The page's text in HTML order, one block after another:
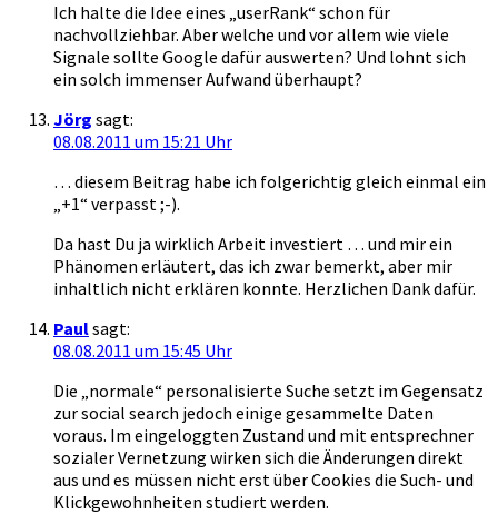
Ich halte die Idee eines „userRank“ schon für
nachvollziehbar. Aber welche und vor allem wie viele
Signale sollte Google dafür auswerten? Und lohnt sich
ein solch immenser Aufwand überhaupt?
Jörg sagt:
08.08.2011 um 15:21 Uhr
… diesem Beitrag habe ich folgerichtig gleich einmal ein
„+1“ verpasst ;-).
Da hast Du ja wirklich Arbeit investiert … und mir ein
Phänomen erläutert, das ich zwar bemerkt, aber mir
inhaltlich nicht erklären konnte. Herzlichen Dank dafür.
Paulsagt:
08.08.2011 um 15:45 Uhr
Die „normale“ personalisierte Suche setzt im Gegensatz
zur social search jedoch einige gesammelte Daten
voraus. Im eingeloggten Zustand und mit entsprechner
sozialer Vernetzung wirken sich die Änderungen direkt
aus und es müssen nicht erst über Cookies die Such- und
Klickgewohnheiten studiert werden.